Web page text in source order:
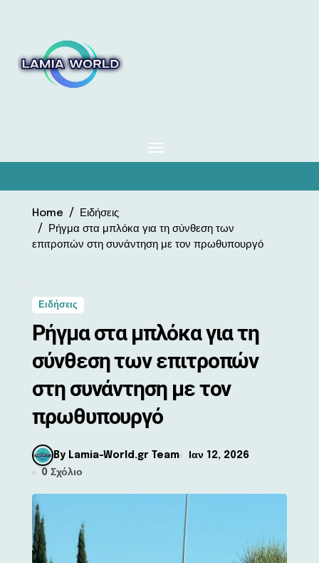
Home
Ειδήσεις
Ρήγμα στα μπλόκα για τη σύνθεση των
επιτροπών στη συνάντηση με τον πρωθυπουργό
Ειδήσεις
Ρήγμα στα μπλόκα για τη
σύνθεση των επιτροπών
στη συνάντηση με τον
πρωθυπουργό
By Lamia-World.gr Team
Ιαν 12, 2026
0 Σχόλιο